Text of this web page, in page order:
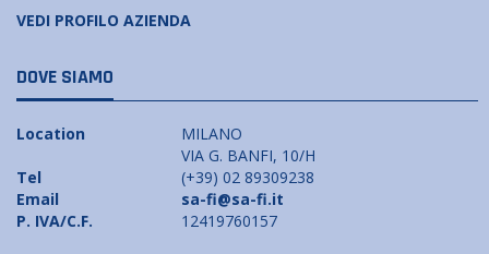
VEDI PROFILO AZIENDA
DOVE SIAMO
Location
MILANO
VIA G. BANFI, 10/H
Tel
(+39) 02 89309238
Email
sa-fi@sa-fi.it
P. IVA/C.F.
12419760157